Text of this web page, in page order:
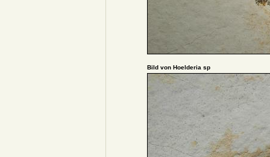
Bild von Hoelderia sp